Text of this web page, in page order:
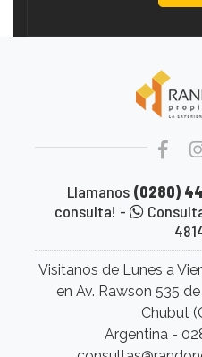
Llamanos (0280)
consulta! -
Visitanos de Lunes a
en Av. Rawson 535
Chubut
Argentina -